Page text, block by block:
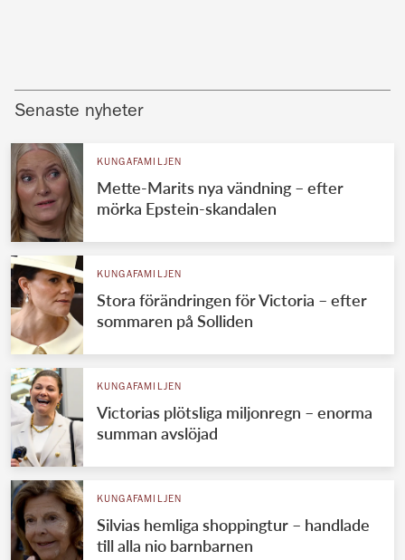
Senaste nyheter
KUNGAFAMILJEN
Mette-Marits nya vändning – efter
mörka Epstein-skandalen
KUNGAFAMILJEN
Stora förändringen för Victoria – efter
sommaren på Solliden
KUNGAFAMILJEN
Victorias plötsliga miljonregn – enorma
summan avslöjad
KUNGAFAMILJEN
Silvias hemliga shoppingtur – handlade
till alla nio barnbarnen